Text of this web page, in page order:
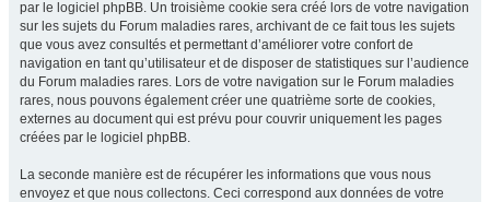
par le logiciel phpBB. Un troisième cookie sera créé lors de votre navigation
sur les sujets du Forum maladies rares, archivant de ce fait tous les sujets
que vous avez consultés et permettant d’améliorer votre confort de
navigation en tant qu’utilisateur et de disposer de statistiques sur l’audience
du Forum maladies rares. Lors de votre navigation sur le Forum maladies
rares, nous pouvons également créer une quatrième sorte de cookies,
externes au document qui est prévu pour couvrir uniquement les pages
créées par le logiciel phpBB.
La seconde manière est de récupérer les informations que vous nous
envoyez et que nous collectons. Ceci correspond aux données de votre